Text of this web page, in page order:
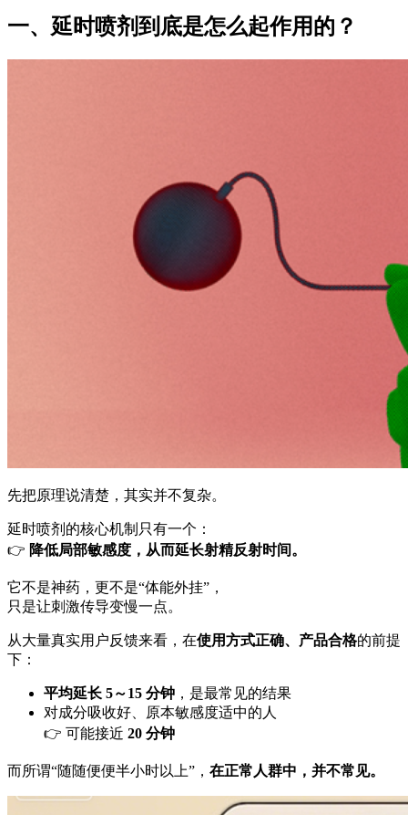
一、延时喷剂到底是怎么起作用的？
先把原理说清楚，其实并不复杂。
延时喷剂的核心机制只有一个：
👉 降低局部敏感度，从而延长射精反射时间。
它不是神药，更不是“体能外挂”，
只是让刺激传导变慢一点。
从大量真实用户反馈来看，在使用方式正确、产品合格的前提
下：
平均延长 5～15 分钟 ，是最常见的结果
对成分吸收好、原本敏感度适中的人
👉 可能接近 20 分钟
而所谓“随随便便半小时以上”， 在正常人群中，并不常见。